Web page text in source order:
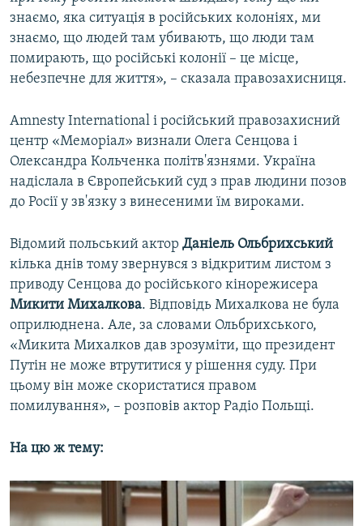
знаємо, яка ситуація в російських колоніях, ми
знаємо, що людей там убивають, що люди там
помирають, що російські колонії – це місце,
небезпечне для життя», – сказала правозахисниця.
Amnesty International і російський правозахисний
центр «Меморіал» визнали Олега Сенцова і
Олександра Кольченка політв'язнями. Україна
надіслала в Європейський суд з прав людини позов
до Росії у зв'язку з винесеними їм вироками.
Відомий польський актор Даніель Ольбрихський
кілька днів тому звернувся з відкритим листом з
приводу Сенцова до російського кінорежисера
Микити Михалкова. Відповідь Михалкова не була
оприлюднена. Але, за словами Ольбрихського,
«Микита Михалков дав зрозуміти, що президент
Путін не може втрутитися у рішення суду. При
цьому він може скористатися правом
помилування», – розповів актор Радіо Польщі.
На цю ж тему: